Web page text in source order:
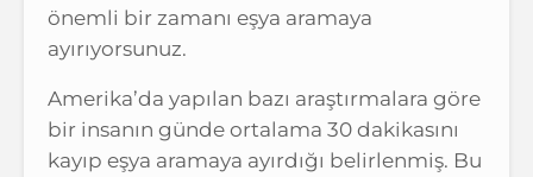
önemli bir zamanı eşya aramaya
ayırıyorsunuz.
Amerika’da yapılan bazı araştırmalara göre
bir insanın günde ortalama 30 dakikasını
kayıp eşya aramaya ayırdığı belirlenmiş. Bu